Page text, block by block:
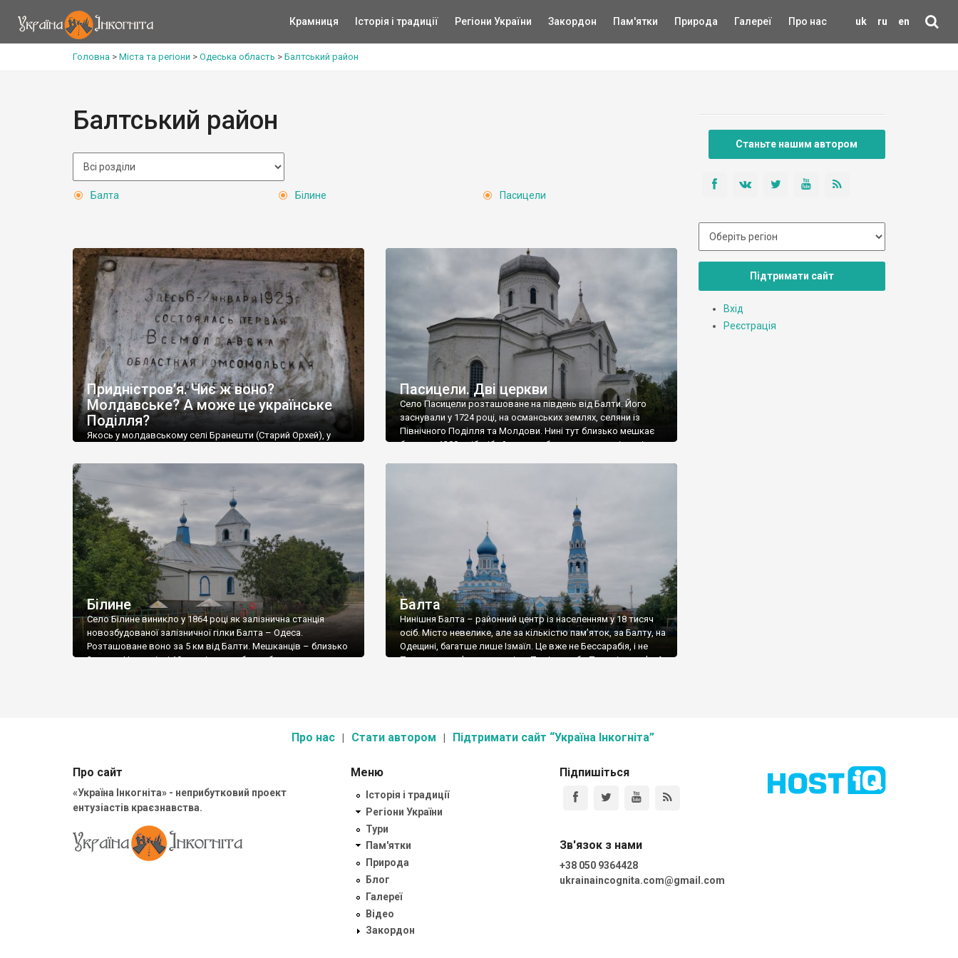
uk ru en
Крамниця Історія і традиції Регіони України Закордон Пам'ятки Природа Галереї Про нас
Головна > Міста та регіони > Одеська область > Балтський район
Балтський район
Балта Білине Пасицели
Придністров’я. Чиє ж воно?
Молдавське? А може це українське
Поділля?
Якось у молдавському селі Бранешти (Старий Орхей), у
ми розмовляли із головною його менеджеркою. Розмова
Та ні, а чому ми маємо жалкувати? – Ну як же, росіяни ж
його окупували. Воно ж насправді ваше. – Ні, не жалкуємо.
[…]
Пасицели. Дві церкви
Село Пасицели розташоване на південь від Балти. Його
заснували у 1724 році, на османських землях, селяни із
Північного Поділля та Молдови. Нині тут близько мешкає
близько 1300 осіб, ніби й не дуже багато, але у селі є дві
Білине
Село Білине виникло у 1864 році як залізнична станція
новозбудованої залізничної гілки Балта – Одеса.
Розташоване воно за 5 км від Балти. Мешканців – близько
2 тисяч. Наприкінці 19 століття тут була збудована церква
Балта
Нинішня Балта – районний центр із населенням у 18 тисяч
осіб. Місто невелике, але за кількістю пам’яток, за Балту, на
Одещині, багатше лише Ізмаїл. Це вже не Бессарабія, і не
Причорномор’я – це скоріше Поділля, або Придністров’я. А
Станьте нашим автором
Підтримати сайт
Вхід
Реєстрація
Про нас Стати автором Підтримати сайт “Україна Інкогніта”
Про сайт
«Україна Інкогніта» - неприбутковий проект
ентузіастів краєзнавства.
Меню
Історія і традиції
Регіони України
Тури
Пам'ятки
Природа
Блог
Галереї
Відео
Закордон
Підпишіться
Зв'язок з нами
+38 050 9364428
ukrainaincognita.com@gmail.com